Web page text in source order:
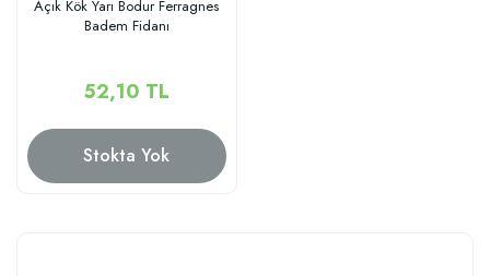
Açık Kök Yarı Bodur Ferragnes
Badem Fidanı
52,10 TL
Stokta Yok